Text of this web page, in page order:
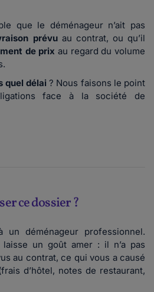
que le déménageur n’ait pas
prévuau contrat, ou qu’il
de prix au regard du volume
quel délai ? Nous faisons le point
face à la société de
ce dossier ?
déménageur professionnel.
un goût amer : il n’a pas
au contrat, ce qui vous a causé
d’hôtel, notes de restaurant,